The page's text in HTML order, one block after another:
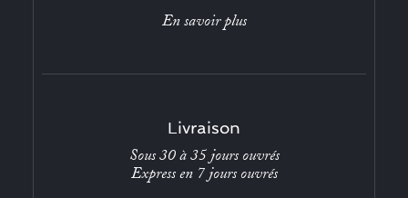
En savoir plus
Livraison
Sous 30 à 35 jours ouvrés
Express en 7 jours ouvrés